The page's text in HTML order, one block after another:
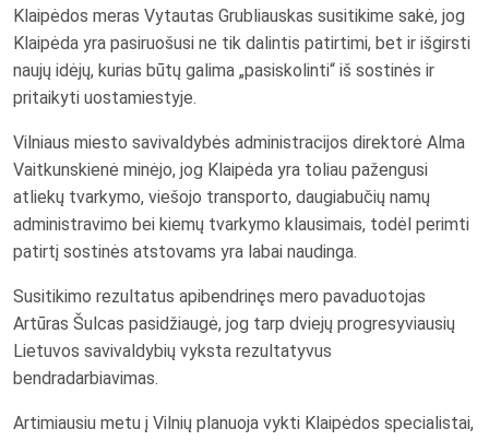
Klaipėdos meras Vytautas Grubliauskas susitikime sakė, jog
Klaipėda yra pasiruošusi ne tik dalintis patirtimi, bet ir išgirsti
naujų idėjų, kurias būtų galima „pasiskolinti“ iš sostinės ir
pritaikyti uostamiestyje.
Vilniaus miesto savivaldybės administracijos direktorė Alma
Vaitkunskienė minėjo, jog Klaipėda yra toliau pažengusi
atliekų tvarkymo, viešojo transporto, daugiabučių namų
administravimo bei kiemų tvarkymo klausimais, todėl perimti
patirtį sostinės atstovams yra labai naudinga.
Susitikimo rezultatus apibendrinęs mero pavaduotojas
Artūras Šulcas pasidžiaugė, jog tarp dviejų progresyviausių
Lietuvos savivaldybių vyksta rezultatyvus
bendradarbiavimas.
Artimiausiu metu į Vilnių planuoja vykti Klaipėdos specialistai,